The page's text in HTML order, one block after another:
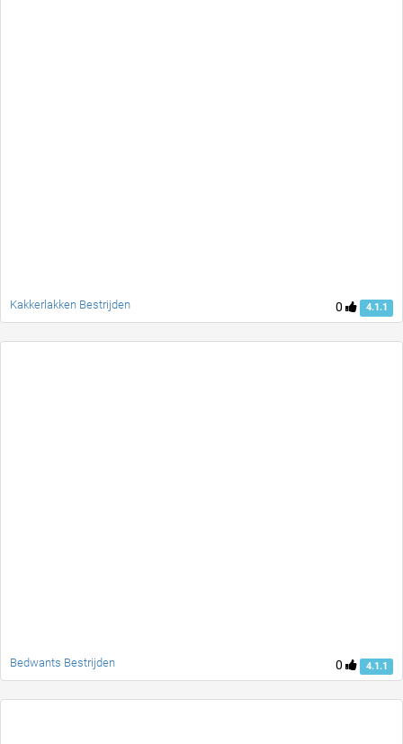
0 4.1.1
Kakkerlakken Bestrijden
0 4.1.1
Bedwants Bestrijden